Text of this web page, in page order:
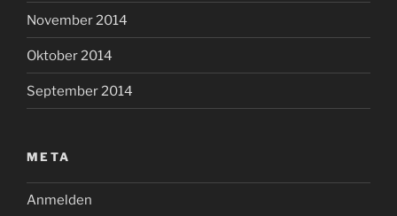
November 2014
Oktober 2014
September 2014
META
Anmelden